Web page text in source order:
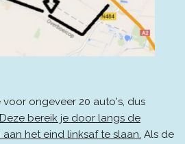
ongeveer 20 auto's, dus
Deze bereik je door langs de
het eind linksaf te slaan. Als de